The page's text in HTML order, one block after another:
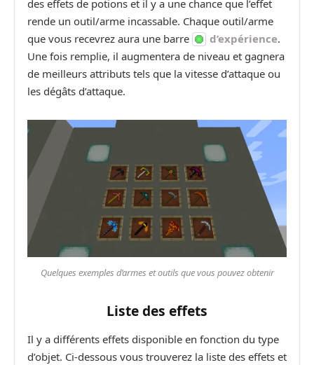
des effets de potions et il y a une chance que l’effet
rende un outil/arme incassable. Chaque outil/arme
que vous recevrez aura une barre
d’expérience.
Une fois remplie, il augmentera de niveau et gagnera
de meilleurs attributs tels que la vitesse d’attaque ou
les dégâts d’attaque.
Quelques exemples d’armes et outils que vous pouvez obtenir
Liste des effets
Il y a différents effets disponible en fonction du type
d’objet. Ci-dessous vous trouverez la liste des effets et